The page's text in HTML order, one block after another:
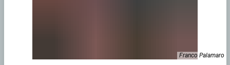
Franco Palamaro